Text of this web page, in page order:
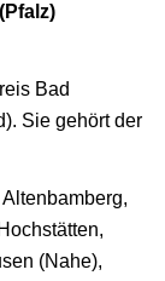
Bad
Sie gehört der
(Nahe),